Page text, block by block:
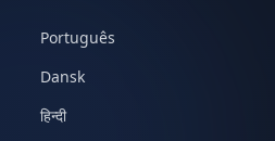
Português
Dansk
हिन्दी